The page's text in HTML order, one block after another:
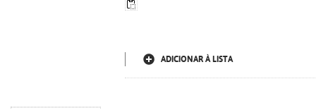
ADICIONAR À LISTA